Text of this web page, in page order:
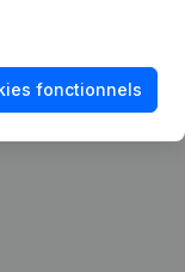
fonctionnels